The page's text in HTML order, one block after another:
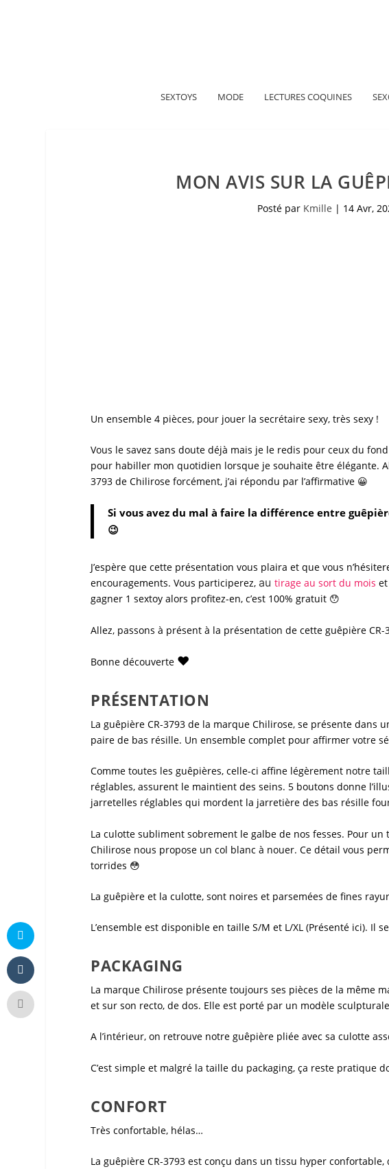
SEXTOYS MODE LECTURES COQUINES
MON AVIS SUR LA
Posté par Kmille | 14 Avr,
Un ensemble 4 pièces, pour jouer la secrétaire sexy, très sexy !
Vous le savez sans doute déjà mais je le redis pour ceux du
pour habiller mon quotidien lorsque je souhaite être élégante.
3793 de Chilirose forcément, j’ai répondu par l’affirmative 😀
Si vous avez du mal à faire la différence entre
😉
J’espère que cette présentation vous plaira et que vous
encouragements. Vous participerez, au tirage au sort du mois
gagner 1 sextoy alors profitez-en, c’est 100% gratuit 😯
Allez, passons à présent à la présentation de cette guêpière CR-
Bonne découverte ♥
PRÉSENTATION
La guêpière CR-3793 de la marque Chilirose, se présente dans
paire de bas résille. Un ensemble complet pour affirmer votre
Comme toutes les guêpières, celle-ci affine légèrement notre
réglables, assurent le maintient des seins. 5 boutons donne
jarretelles réglables qui mordent la jarretière des bas résille
La culotte subliment sobrement le galbe de nos fesses. Pour
Chilirose nous propose un col blanc à nouer. Ce détail vous
torrides 😳
La guêpière et la culotte, sont noires et parsemées de fines
L’ensemble est disponible en taille S/M et L/XL (Présenté ici). Il
PACKAGING
La marque Chilirose présente toujours ses pièces de la même
et sur son recto, de dos. Elle est porté par un modèle
A l’intérieur, on retrouve notre guêpière pliée avec sa culotte
C’est simple et malgré la taille du packaging, ça reste pratique
CONFORT
Très confortable, hélas…
La guêpière CR-3793 est conçu dans un tissu hyper confortable,